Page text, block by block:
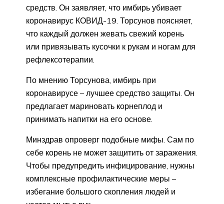
средств. Он заявляет, что имбирь убивает
коронавирус КОВИД-19. Торсунов поясняет,
что каждый должен жевать свежий корень
или привязывать кусочки к рукам и ногам для
рефлексотерапии.
По мнению Торсунова, имбирь при
коронавирусе – лучшее средство защиты. Он
предлагает мариновать корнеплод и
принимать напитки на его основе.
Минздрав опроверг подобные мифы. Сам по
себе корень не может защитить от заражения.
Чтобы предупредить инфицирование, нужны
комплексные профилактические меры –
избегание большого скопления людей и